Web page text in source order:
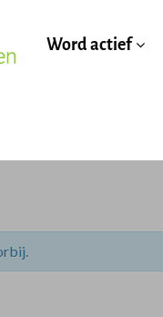
Word actief